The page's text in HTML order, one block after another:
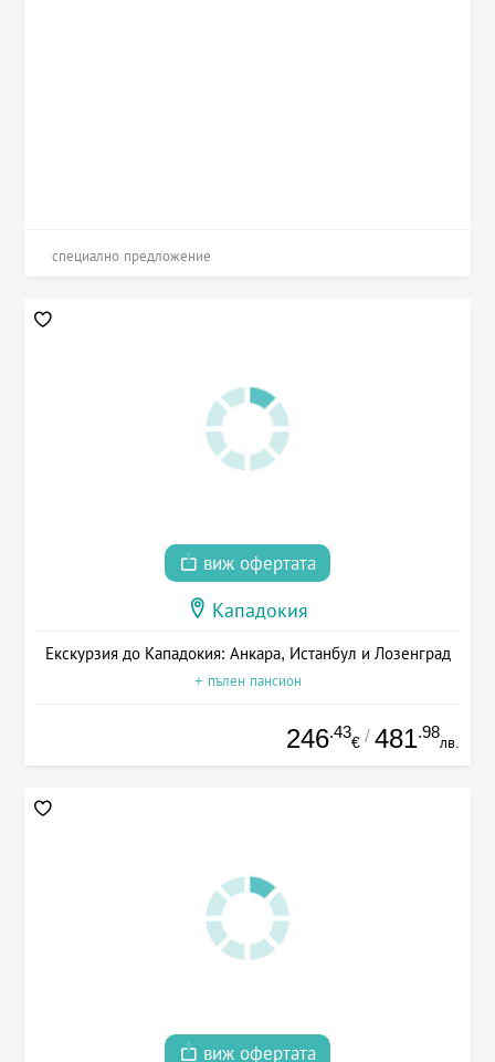
специално предложение
виж офертата
Кападокия
Екскурзия до Кападокия: Анкара, Истанбул и Лозенград
+ пълен пансион
246.43
€ / 481.98
лв.
виж офертата